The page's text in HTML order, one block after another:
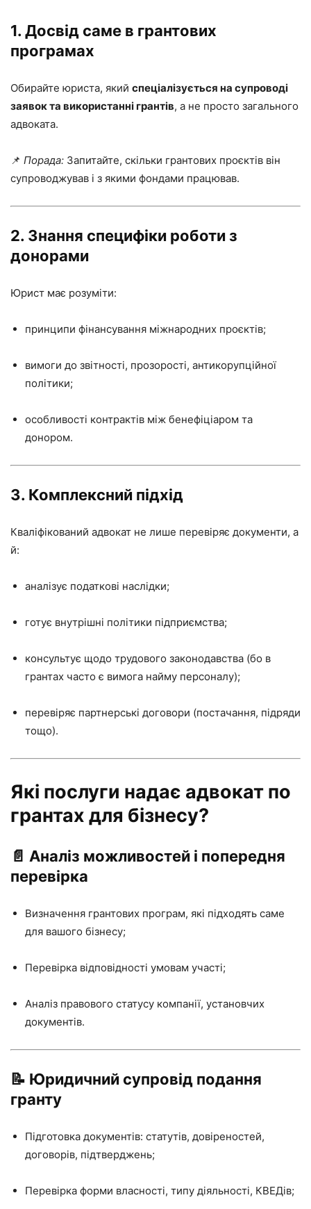
1. Досвід саме в грантових
програмах
Обирайте юриста, який спеціалізується на супроводі
заявок та використанні грантів, а не просто загального
адвоката.
📌 Порада: Запитайте, скільки грантових проєктів він
супроводжував і з якими фондами працював.
2. Знання специфіки роботи з
донорами
Юрист має розуміти:
принципи фінансування міжнародних проєктів;
вимоги до звітності, прозорості, антикорупційної
політики;
особливості контрактів між бенефіціаром та
донором.
3. Комплексний підхід
Кваліфікований адвокат не лише перевіряє документи, а
й:
аналізує податкові наслідки;
готує внутрішні політики підприємства;
консультує щодо трудового законодавства (бо в
грантах часто є вимога найму персоналу);
перевіряє партнерські договори (постачання, підряди
тощо).
Які послуги надає адвокат по
грантах для бізнесу?
📄 Аналіз можливостей і попередня
перевірка
Визначення грантових програм, які підходять саме
для вашого бізнесу;
Перевірка відповідності умовам участі;
Аналіз правового статусу компанії, установчих
документів.
📝 Юридичний супровід подання
гранту
Підготовка документів: статутів, довіреностей,
договорів, підтверджень;
Перевірка форми власності, типу діяльності, КВЕДів;